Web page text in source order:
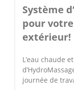
Système
pour
extérieur!
L’eau chaude
journée de